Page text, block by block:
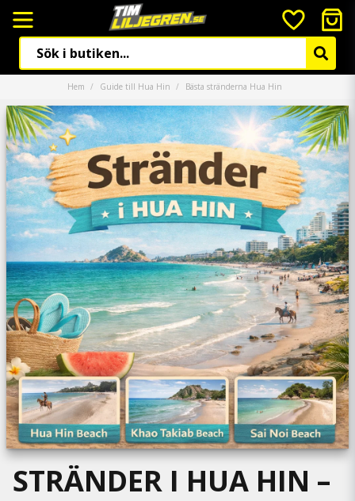
Hem Guide till Hua Hin Bästa stränderna Hua Hin
STRÄNDER I HUA HIN –